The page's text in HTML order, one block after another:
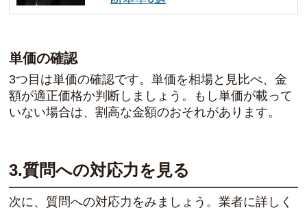
単価の確認
3つ目は単価の確認です。単価を相場と見比べ、金
額が適正価格か判断しましょう。もし単価が載って
いない場合は、割高な金額のおそれがあります。
3.質問への対応力を見る
次に、質問への対応力をみましょう。業者に詳しく